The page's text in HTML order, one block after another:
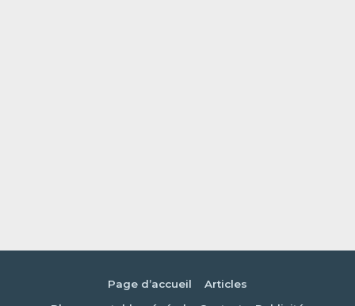
Page d’accueil
Articles